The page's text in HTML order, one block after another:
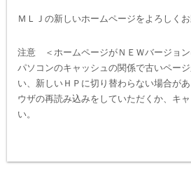
ＭＬＪの新しいホームページをよろしくお
注意 ＜ホームページがＮＥＷバージョン
パソコンのキャッシュの関係で古いペー
い、新しいＨＰに切り替わらない場合が
ウザの再読み込みをしていただくか、キ
い。